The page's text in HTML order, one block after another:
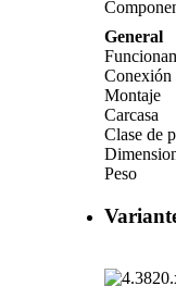
General
Conexión
Montaje
Carcasa
Clase de
Peso